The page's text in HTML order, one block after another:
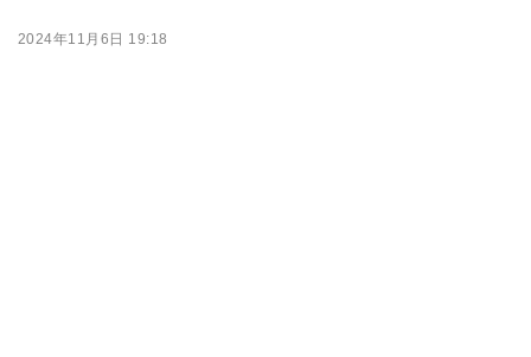
2024年11月6日 19:18